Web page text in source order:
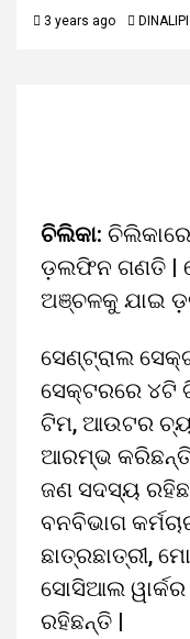
3 years ago
ଚିଲିକା:
ଡ଼ଲଫିନ ଗଣତି |
ଅଞ୍ଚଳକୁ ଯାଇ
ସେଣ୍ଟ୍ରାଲ
ସେକ୍ଟରରେ ୪ଟି
ଟିମ, ଆଉଟର
ଆରମ୍ଭ କରିଛନ୍ତି
ଜଣ ସଦସ୍ୟ
ବନବିଭାଗ
ଛାତ୍ରଛାତ୍ରୀ,
ସୋସିଆଲ
ରହିଛନ୍ତି |